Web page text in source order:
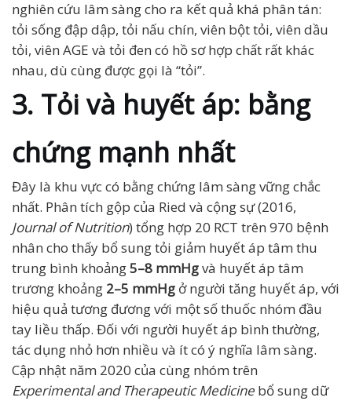
nghiên cứu lâm sàng cho ra kết quả khá phân tán:
tỏi sống đập dập, tỏi nấu chín, viên bột tỏi, viên dầu
tỏi, viên AGE và tỏi đen có hồ sơ hợp chất rất khác
nhau, dù cùng được gọi là “tỏi”.
3. Tỏi và huyết áp: bằng
chứng mạnh nhất
Đây là khu vực có bằng chứng lâm sàng vững chắc
nhất. Phân tích gộp của Ried và cộng sự (2016,
Journal of Nutrition) tổng hợp 20 RCT trên 970 bệnh
nhân cho thấy bổ sung tỏi giảm huyết áp tâm thu
trung bình khoảng5–8 mmHgvà huyết áp tâm
trương khoảng 2–5 mmHg ở người tăng huyết áp, với
hiệu quả tương đương với một số thuốc nhóm đầu
tay liều thấp. Đối với người huyết áp bình thường,
tác dụng nhỏ hơn nhiều và ít có ý nghĩa lâm sàng.
Cập nhật năm 2020 của cùng nhóm trên
Experimental and Therapeutic Medicine bổ sung dữ